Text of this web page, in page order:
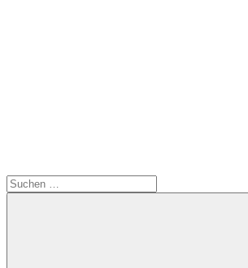
Suchen
nach: